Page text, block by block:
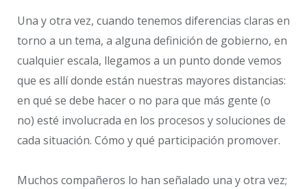
Una y otra vez, cuando tenemos diferencias claras en
torno a un tema, a alguna definición de gobierno, en
cualquier escala, llegamos a un punto donde vemos
que es allí donde están nuestras mayores distancias:
en qué se debe hacer o no para que más gente (o
no) esté involucrada en los procesos y soluciones de
cada situación. Cómo y qué participación promover.
Muchos compañeros lo han señalado una y otra vez;